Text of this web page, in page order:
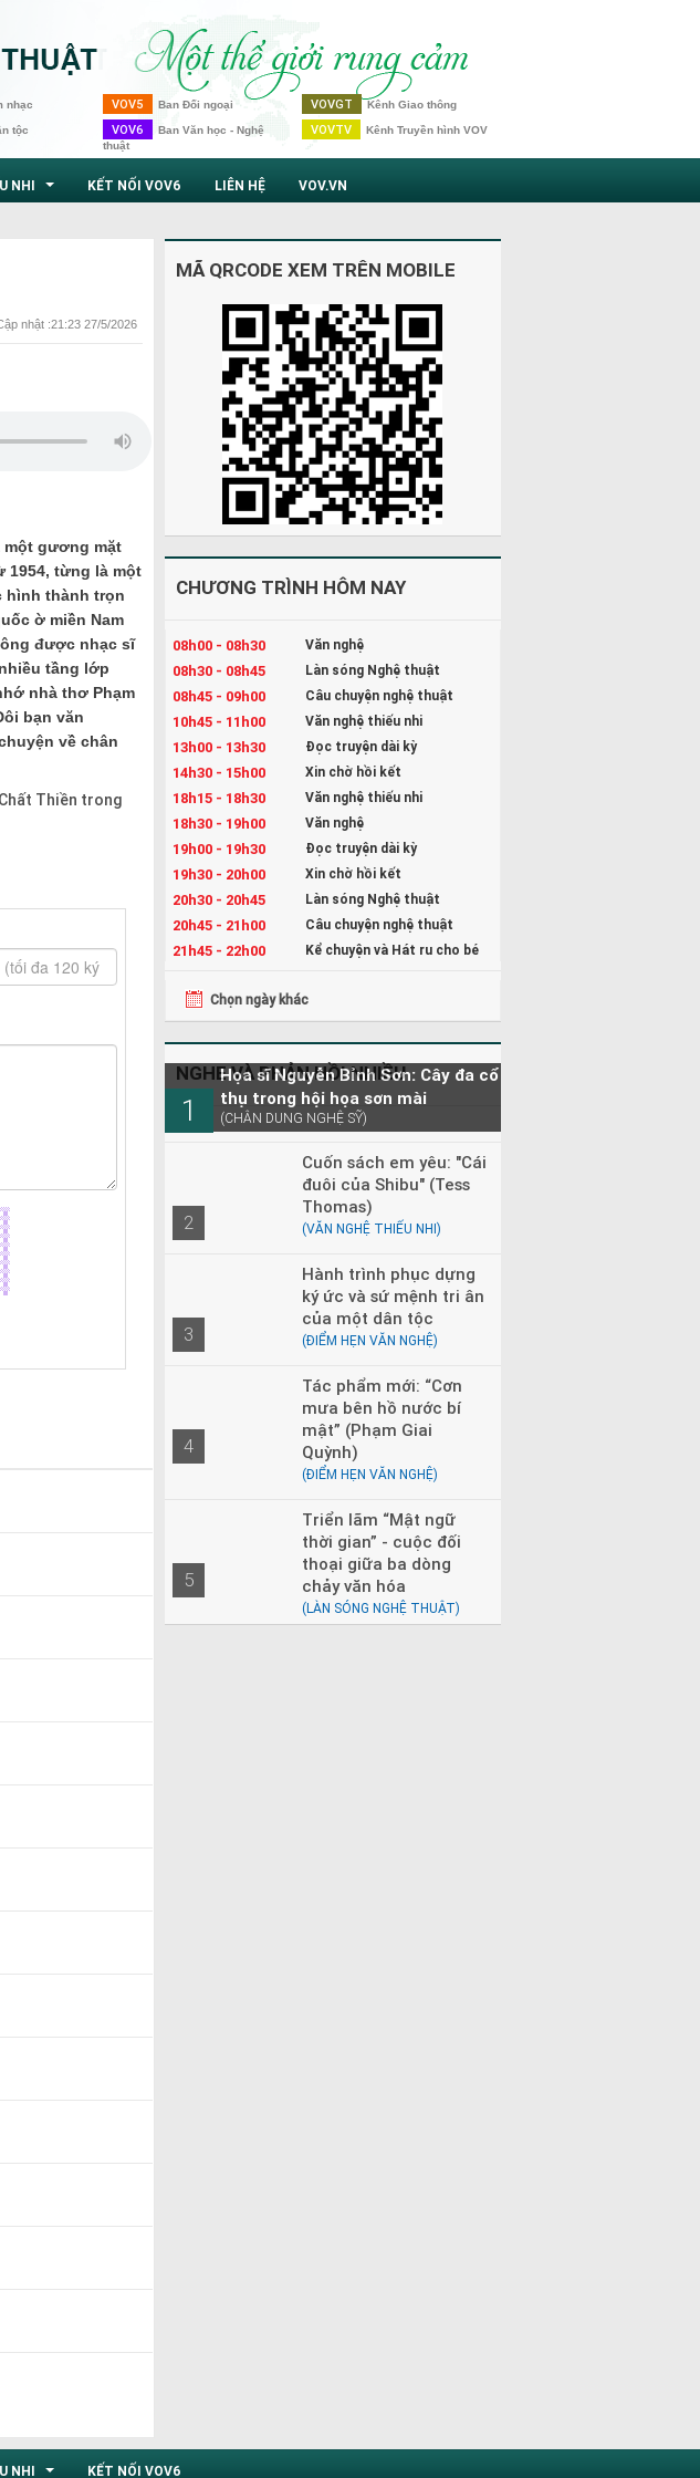
nhạc
tộc
VOV5 Ban Đối ngoại
VOV6 Ban Văn học - Nghệ
thuật
VOVGT Kênh Giao thông
VOVTV Kênh Truyền hình VOV
NHI KẾT NỐI VOV6 LIÊN HỆ VOV.VN
nhật :21:23 27/5/2026
một gương mặt
1954, từng là một
hình thành trọn
ờ miền Nam
được nhạc sĩ
tầng lớp
nhà thơ Phạm
bạn văn
về chân
Chất Thiền trong
MÃ QRCODE XEM TRÊN MOBILE
CHƯƠNG TRÌNH HÔM NAY
08h00 - 08h30 Văn nghệ
08h30 - 08h45 Làn sóng Nghệ thuật
08h45 - 09h00 Câu chuyện nghệ thuật
10h45 - 11h00 Văn nghệ thiếu nhi
13h00 - 13h30 Đọc truyện dài kỳ
14h30 - 15h00 Xin chờ hồi kết
18h15 - 18h30 Văn nghệ thiếu nhi
18h30 - 19h00 Văn nghệ
19h00 - 19h30 Đọc truyện dài kỳ
19h30 - 20h00 Xin chờ hồi kết
20h30 - 20h45 Làn sóng Nghệ thuật
20h45 - 21h00 Câu chuyện nghệ thuật
21h45 - 22h00 Kể chuyện và Hát ru cho bé
Chọn ngày khác
NGHE VÀ PHẢN HỒI NHIỀU
1
Họa sĩ Nguyễn Bỉnh Sơn: Cây đa cổ
thụ trong hội họa sơn mài
(CHÂN DUNG NGHỆ SỸ)
2
Cuốn sách em yêu: "Cái
đuôi của Shibu" (Tess
Thomas)
(VĂN NGHỆ THIẾU NHI)
3
Hành trình phục dựng
ký ức và sứ mệnh tri ân
của một dân tộc
(ĐIỂM HẸN VĂN NGHỆ)
4
Tác phẩm mới: “Cơn
mưa bên hồ nước bí
mật” (Phạm Giai
Quỳnh)
(ĐIỂM HẸN VĂN NGHỆ)
5
Triển lãm “Mật ngữ
thời gian” - cuộc đối
thoại giữa ba dòng
chảy văn hóa
(LÀN SÓNG NGHỆ THUẬT)
NHI KẾT NỐI VOV6